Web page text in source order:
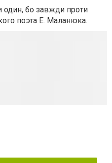
бо завжди проти
поэта Е. Маланюка.